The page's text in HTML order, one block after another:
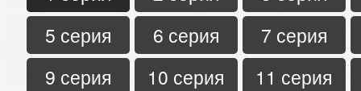
5 серия
6 серия
7 серия
9 серия
10 серия
11 серия